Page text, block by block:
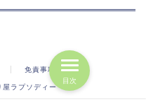
免責事項
ラプソディー
目次